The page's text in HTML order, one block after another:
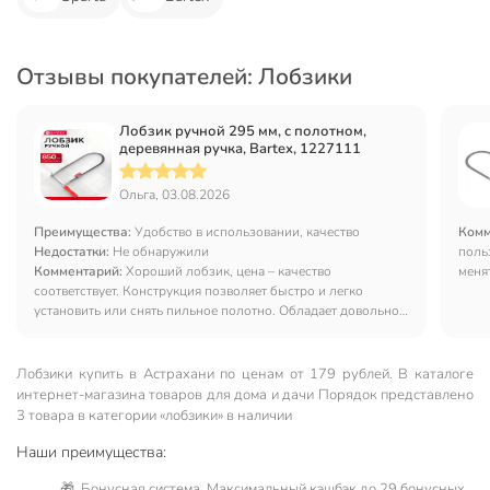
Отзывы покупателей: Лобзики
Лобзик ручной 295 мм, с полотном,
деревянная ручка, Bartex, 1227111
Ольга, 03.08.2026
Преимущества: Удобство в использовании, качество
Недостатки: Не обнаружили
Комментарий: Хороший лобзик, цена – качество
соответствует. Конструкция позволяет быстро и легко
установить или снять пильное полотно. Обладает довольно
Лобзики купить в Астрахани по ценам от 179 рублей. В каталоге
интернет-магазина товаров для дома и дачи Порядок представлено
3 товара в категории «лобзики» в наличии
Наши преимущества: